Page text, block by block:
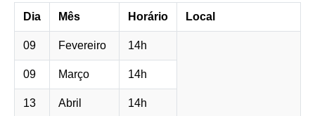
Dia Mês Horário Local
09 Fevereiro 14h
09 Março 14h
13 Abril 14h